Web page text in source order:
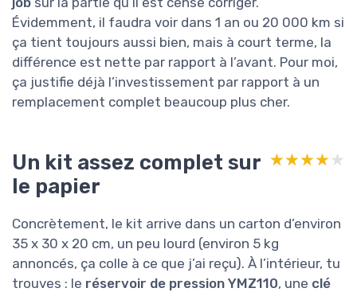
Évidemment, il faudra voir dans 1 an ou 20 000 km si
ça tient toujours aussi bien, mais à court terme, la
différence est nette par rapport à l’avant. Pour moi,
ça justifie déjà l’investissement par rapport à un
remplacement complet beaucoup plus cher.
Un kit assez complet sur
le papier
★★★★★
★★★★★
Concrètement, le kit arrive dans un carton d’environ
35 x 30 x 20 cm, un peu lourd (environ 5 kg
annoncés, ça colle à ce que j’ai reçu). À l’intérieur, tu
trouves : le réservoir de pression YMZ110, une clé